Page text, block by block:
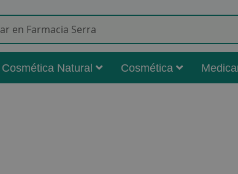
Cosmética Natural Cosmética